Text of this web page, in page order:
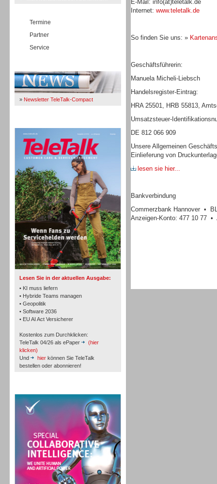
Termine
Partner
Service
» Newsletter TeleTalk-Compact
Lesen Sie in der aktuellen Ausgabe:
• KI muss liefern
• Hybride Teams managen
• Geopolitik
• Software 2036
• EU AI Act Versicherer
Kostenlos zum Durchklicken:
TeleTalk 04/26 als ePaper
(hier
klicken)
Und
hier können Sie TeleTalk
bestellen oder abonnieren!
TK- und ACD-Systeme
Workforce-Management
Personal
E-Mail: info(at)teletalk.de
Internet: www.teletalk.de
So finden Sie uns: »
Geschäftsführerin:
Manuela Micheli-Liebsch
Handelsregister-Eintrag:
HRA 25501, HRB 55813,
Umsatzsteuer-
DE 812 066 909
Unsere Allgemeinen
Einlieferung von
lesen sie hier...
Bankverbindung
Commerzbank Hannover •
Anzeigen-Konto: 477 10 77 •